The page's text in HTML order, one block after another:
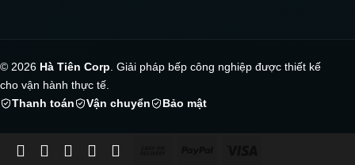
© 2026 Hà Tiên Corp . Giải pháp bếp công nghiệp được thiết kế
cho vận hành thực tế.
Thanh toán
Vận chuyển Bảo mật